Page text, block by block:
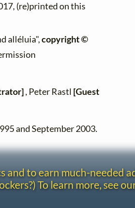
(re)printed on this
alléluia",copyright ©
, Peter Rastl [Guest
and September 2003.
and to earn much-needed
To learn more, see